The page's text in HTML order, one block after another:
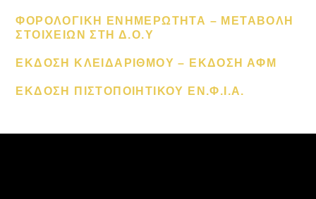
ΦΟΡΟΛΟΓΙΚΗ ΕΝΗΜΕΡΩΤΗΤΑ – ΜΕΤΑΒΟΛΗ
ΣΤΟΙΧΕΙΩΝ ΣΤΗ Δ.Ο.Υ
ΕΚΔΟΣΗ ΚΛΕΙΔΑΡΙΘΜΟΥ – ΕΚΔΟΣΗ ΑΦΜ
ΕΚΔΟΣΗ ΠΙΣΤΟΠΟΙΗΤΙΚΟΥ ΕΝ.Φ.Ι.Α.